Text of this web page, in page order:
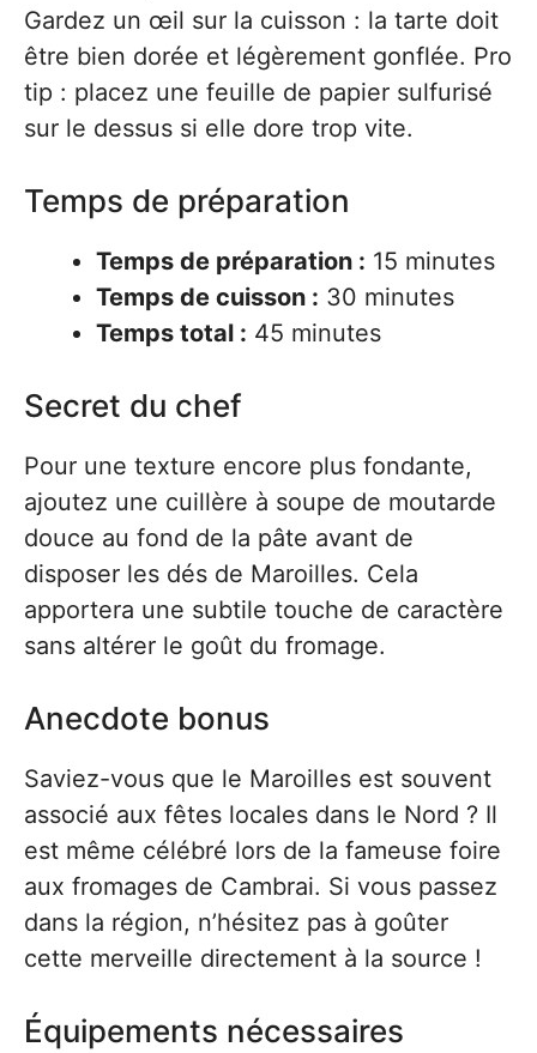
Gardez un œil sur la cuisson : la tarte doit
être bien dorée et légèrement gonflée. Pro
tip : placez une feuille de papier sulfurisé
sur le dessus si elle dore trop vite.
Temps de préparation
Temps de préparation : 15 minutes
Temps de cuisson : 30 minutes
Temps total : 45 minutes
Secret du chef
Pour une texture encore plus fondante,
ajoutez une cuillère à soupe de moutarde
douce au fond de la pâte avant de
disposer les dés de Maroilles. Cela
apportera une subtile touche de caractère
sans altérer le goût du fromage.
Anecdote bonus
Saviez-vous que le Maroilles est souvent
associé aux fêtes locales dans le Nord ? Il
est même célébré lors de la fameuse foire
aux fromages de Cambrai. Si vous passez
dans la région, n’hésitez pas à goûter
cette merveille directement à la source !
Équipements nécessaires